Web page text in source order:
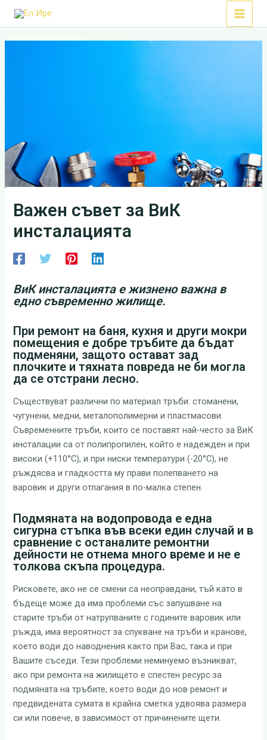
Skip
Main
Важен съвет за ВиК
инсталацията
ВиК инсталацията е жизнено важна в
едно съвременно жилище.
При ремонт на баня, кухня и други мокри
помещения е добре тръбите да бъдат
подменяни, защото остават зад
плочките и тяхната повреда не би могла
да се отстрани лесно.
Съществуват различни по материал тръби: стоманени,
чугунени, медни, металополимерни и пластмасови.
Съвременните тръби, които се поставят най-често за ВиК
инсталации са от полипропилен, който е надежден и при
високи (+110°С), и при ниски температури (-20°С), не
ръждясва и гладкостта му прави полепването на
варовик и други отлагания в по-малка степен.
Подмяната на водопровода е една
сигурна стъпка във всеки един случай и в
сравнение с останалите ремонтни
дейности не отнема много време и не е
толкова скъпа процедура.
Рисковете, ако не се смени са неоправдани, тъй като в
бъдеще може да има проблеми със запушване на
старите тръби от натрупваните с годините варовик или
ръжда, има вероятност за спукване на тръби и кранове,
което води до наводнения както при Вас, така и при
Вашите съседи. Тези проблеми неминуемо възникват,
ако при ремонта на жилището е спестен ресурс за
подмяната на тръбите, което води до нов ремонт и
предвидената сумата в крайна сметка удвоява размера
си или повече, в зависимост от причинените щети.